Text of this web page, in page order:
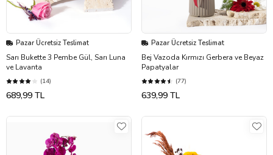
Pazar Ücretsiz Teslimat
Sarı Bukette 3 Pembe Gül, Sarı Luna
ve Lavanta
(14)
689,99 TL
Pazar Ücretsiz Teslimat
Bej Vazoda Kırmızı Gerbera ve Beyaz
Papatyalar
(77)
639,99 TL